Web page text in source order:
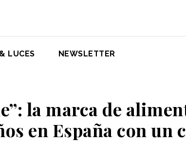
LUCES NEWSLETTER
la marca de
en España con un